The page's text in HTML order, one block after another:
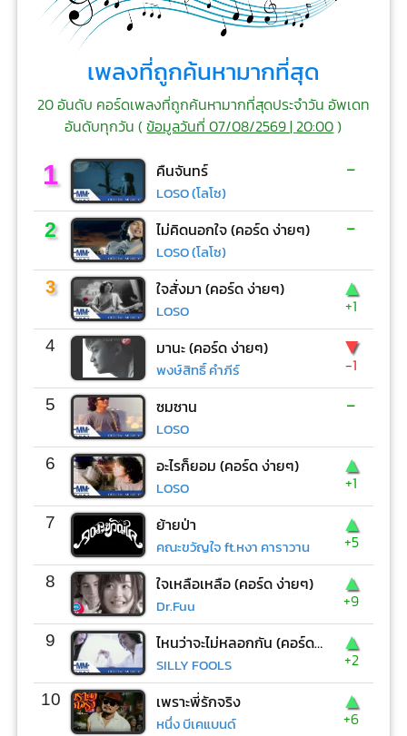
เพลงที่ถูกค้นหามากที่สุด
20 อันดับ คอร์ดเพลงที่ถูกค้นหามากที่สุดประจำวัน อัพเดท
อันดับทุกวัน (ข้อมูลวันที่ 07/08/2569 | 20:00)
1 คืนจันทร์
LOSO (โลโซ)
-
2 ไม่คิดนอกใจ (คอร์ด ง่ายๆ)
LOSO (โลโซ)
-
3 ใจสั่งมา (คอร์ด ง่ายๆ)
LOSO
▲
+1
4 มานะ (คอร์ด ง่ายๆ)
พงษ์สิทธิ์ คำภีร์
▼
-1
5 ซมซาน
LOSO
-
6 อะไรก็ยอม (คอร์ด ง่ายๆ)
LOSO
▲
+1
7 ย้ายป่า
คณะขวัญใจ ft.หงา คาราวาน
▲
+5
8 ใจเหลือเหลือ (คอร์ด ง่ายๆ)
Dr.Fuu
▲
+9
9 ไหนว่าจะไม่หลอกกัน (คอร์ด ง่ายๆ)
SILLY FOOLS
▲
+2
10 เพราะพี่รักจริง
หนึ่ง บีเคแบนด์
▲
+6